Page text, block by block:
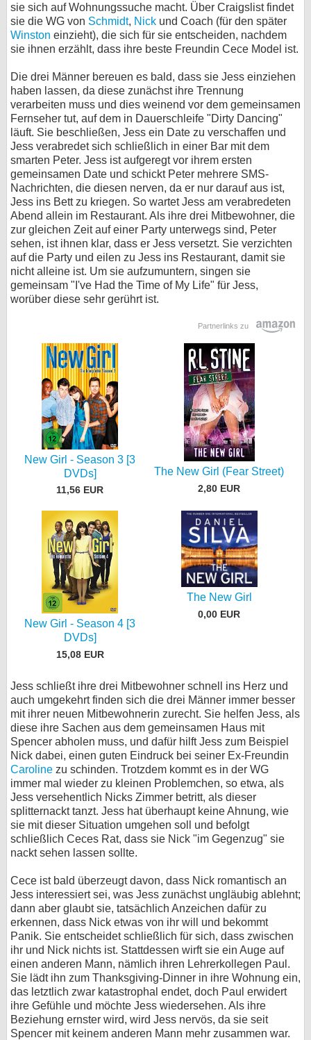
sie sich auf Wohnungssuche macht. Über Craigslist findet
sie die WG von Schmidt, Nick und Coach (für den später
Winston einzieht), die sich für sie entscheiden, nachdem
sie ihnen erzählt, dass ihre beste Freundin Cece Model ist.
Die drei Männer bereuen es bald, dass sie Jess einziehen
haben lassen, da diese zunächst ihre Trennung
verarbeiten muss und dies weinend vor dem gemeinsamen
Fernseher tut, auf dem in Dauerschleife "Dirty Dancing"
läuft. Sie beschließen, Jess ein Date zu verschaffen und
Jess verabredet sich schließlich in einer Bar mit dem
smarten Peter. Jess ist aufgeregt vor ihrem ersten
gemeinsamen Date und schickt Peter mehrere SMS-
Nachrichten, die diesen nerven, da er nur darauf aus ist,
Jess ins Bett zu kriegen. So wartet Jess am verabredeten
Abend allein im Restaurant. Als ihre drei Mitbewohner, die
zur gleichen Zeit auf einer Party unterwegs sind, Peter
sehen, ist ihnen klar, dass er Jess versetzt. Sie verzichten
auf die Party und eilen zu Jess ins Restaurant, damit sie
nicht alleine ist. Um sie aufzumuntern, singen sie
gemeinsam "I've Had the Time of My Life" für Jess,
worüber diese sehr gerührt ist.
Partnerlinks zu
New Girl - Season 3 [3
DVDs]
11,56 EUR
The New Girl (Fear Street)
2,80 EUR
New Girl - Season 4 [3
DVDs]
15,08 EUR
The New Girl
0,00 EUR
Jess schließt ihre drei Mitbewohner schnell ins Herz und
auch umgekehrt finden sich die drei Männer immer besser
mit ihrer neuen Mitbewohnerin zurecht. Sie helfen Jess, als
diese ihre Sachen aus dem gemeinsamen Haus mit
Spencer abholen muss, und dafür hilft Jess zum Beispiel
Nick dabei, einen guten Eindruck bei seiner Ex-Freundin
Caroline zu schinden. Trotzdem kommt es in der WG
immer mal wieder zu kleinen Problemchen, so etwa, als
Jess versehentlich Nicks Zimmer betritt, als dieser
splitternackt tanzt. Jess hat überhaupt keine Ahnung, wie
sie mit dieser Situation umgehen soll und befolgt
schließlich Ceces Rat, dass sie Nick "im Gegenzug" sie
nackt sehen lassen sollte.
Cece ist bald überzeugt davon, dass Nick romantisch an
Jess interessiert sei, was Jess zunächst ungläubig ablehnt;
dann aber glaubt sie, tatsächlich Anzeichen dafür zu
erkennen, dass Nick etwas von ihr will und bekommt
Panik. Sie entscheidet schließlich für sich, dass zwischen
ihr und Nick nichts ist. Stattdessen wirft sie ein Auge auf
einen anderen Mann, nämlich ihren Lehrerkollegen Paul.
Sie lädt ihn zum Thanksgiving-Dinner in ihre Wohnung ein,
das letztlich zwar katastrophal endet, doch Paul erwidert
ihre Gefühle und möchte Jess wiedersehen. Als ihre
Beziehung ernster wird, wird Jess nervös, da sie seit
Spencer mit keinem anderen Mann mehr zusammen war.
myFanbase